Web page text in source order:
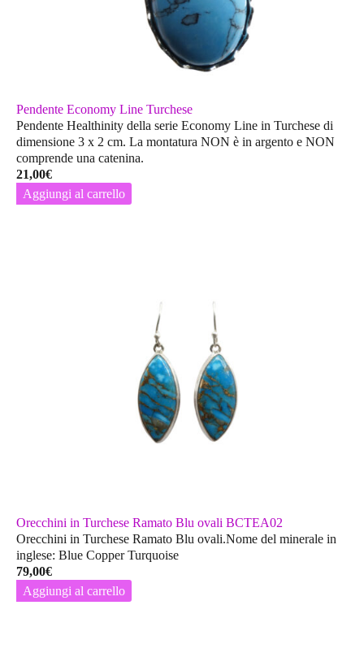
Pendente Economy Line Turchese
Pendente Healthinity della serie Economy Line in Turchese di
dimensione 3 x 2 cm. La montatura NON è in argento e NON
comprende una catenina.
21,00€
Aggiungi al carrello
Orecchini in Turchese Ramato Blu ovali BCTEA02
Orecchini in Turchese Ramato Blu ovali.Nome del minerale in
inglese: Blue Copper Turquoise
79,00€
Aggiungi al carrello